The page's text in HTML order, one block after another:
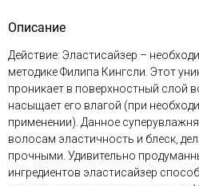
Описание
Действие: Эластисайзер –
методике Филипа Кингсли. Этот
проникает в поверхностный слой
насыщает его влагой (при
применении). Данное
волосам эластичность и блеск,
прочными. Удивительно
ингредиентов эластисайзер